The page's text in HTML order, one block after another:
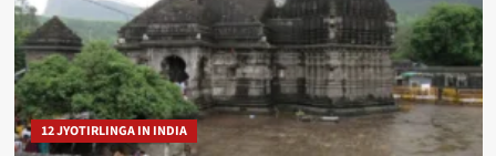
12 JYOTIRLINGA IN INDIA